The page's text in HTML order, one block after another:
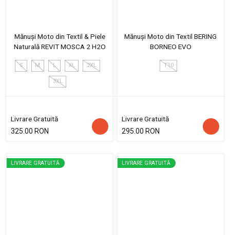
Mănuși Moto din Textil & Piele
Naturală REVIT MOSCA 2 H2O
S M L XL 2XL
3XL
Livrare Gratuită
325.00 RON
Mănuși Moto din Textil BERING
BORNEO EVO
T10
Livrare Gratuită
295.00 RON
LIVRARE GRATUITĂ LIVRARE GRATUITĂ